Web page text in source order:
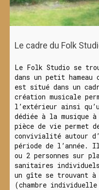
Le cadre du Folk
Le Folk Studio se
dans un petit
est situé dans un
création musicale
l’extérieur ainsi
dédiée à la musique
pièce de vie permet
convivialité autour
période de l’année.
ou 2 personnes sur
sanitaires
un gîte se trouvant
(chambre